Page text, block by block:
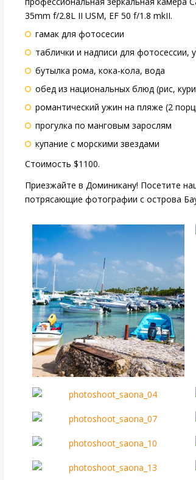
35mm f/2.8L II USM, EF 50 f/1.8 mkII.
гамак для фотосесии
таблички и надписи для фотосессии,
бутылка рома, кока-кола, вода
обед из национальных блюд (рис,
романтический ужин на пляже (2
прогулка по манговым зарослям
купание с морскими звездами
Стоимость $1100.
Приезжайте в Доминикану! Посетите
потрясающие фотографии с острова